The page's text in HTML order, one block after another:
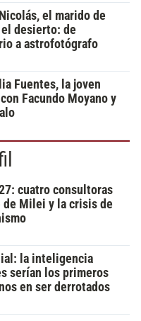
el marido de
el desierto: de
a astrofotógrafo
Fuentes, la joven
Facundo Moyano y
cuatro consultoras
Milei y la crisis de
la inteligencia
serían los primeros
en ser derrotados